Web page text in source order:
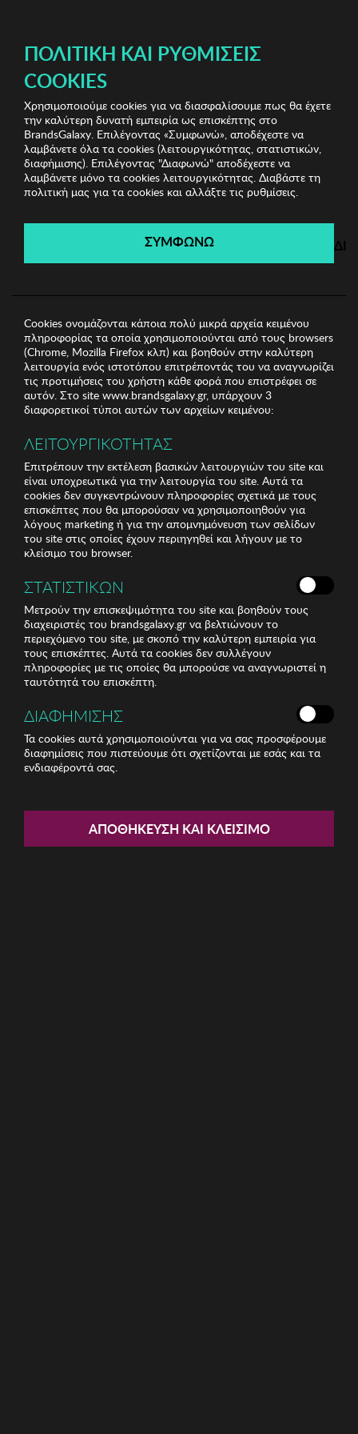
Bedding & Bathroom Shop Παπλώματα
Σετ διπλό
Πάπλωμα Σατέν Mijolnir
Bedding & Bathroom Shop
Λήγει σε: 04ημέρες | 01ώρες 51λεπτά 22δευτ.
Σετ διπλό Πάπλωμα Σατέν
ΠΟΛΙΤΙΚΉ ΚΑΙ ΡΥΘΜΊΣΕΙΣ
COOKIES
Χρησιμοποιούμε cookies για να διασφαλίσουμε πως θα έχετε
την καλύτερη δυνατή εμπειρία ως επισκέπτης στο
BrandsGalaxy. Επιλέγοντας «Συμφωνώ», αποδέχεστε να
λαμβάνετε όλα τα cookies (λειτουργικότητας, στατιστικών,
διαφήμισης). Επιλέγοντας "Διαφωνώ" αποδέχεστε να
λαμβάνετε μόνο τα cookies λειτουργικότητας. Διαβάστε τη
πολιτική μας για τα cookies και αλλάξτε τις ρυθμίσεις.
ΣΥΜΦΩΝΩ
Cookies ονομάζονται κάποια πολύ μικρά αρχεία κειμένου
πληροφορίας τα οποία χρησιμοποιούνται από τους browsers
(Chrome, Mozilla Firefox κλπ) και βοηθούν στην καλύτερη
λειτουργία ενός ιστοτόπου επιτρέποντάς του να αναγνωρίζει
τις προτιμήσεις του χρήστη κάθε φορά που επιστρέφει σε
αυτόν. Στο site www.brandsgalaxy.gr, υπάρχουν 3
διαφορετικοί τύποι αυτών των αρχείων κειμένου:
ΛΕΙΤΟΥΡΓΙΚΟΤΗΤΑΣ
Επιτρέπουν την εκτέλεση βασικών λειτουργιών του site και
είναι υποχρεωτικά για την λειτουργία του site. Αυτά τα
cookies δεν συγκεντρώνουν πληροφορίες σχετικά με τους
επισκέπτες που θα μπορούσαν να χρησιμοποιηθούν για
λόγους marketing ή για την απομνημόνευση των σελίδων
του site στις οποίες έχουν περιηγηθεί και λήγουν με το
κλείσιμο του browser.
ΣΤΑΤΙΣΤΙΚΩΝ
Μετρούν την επισκεψιμότητα του site και βοηθούν τους
διαχειριστές του brandsgalaxy.gr να βελτιώνουν το
περιεχόμενο του site, με σκοπό την καλύτερη εμπειρία για
τους επισκέπτες. Αυτά τα cookies δεν συλλέγουν
πληροφορίες με τις οποίες θα μπορούσε να αναγνωριστεί η
ταυτότητά του επισκέπτη.
ΔΙΑΦΗΜΙΣΗΣ
Τα cookies αυτά χρησιμοποιούνται για να σας προσφέρουμε
διαφημίσεις που πιστεύουμε ότι σχετίζονται με εσάς και τα
ενδιαφέροντά σας.
ΑΠΟΘΉΚΕΥΣΗ ΚΑΙ ΚΛΕΊΣΙΜΟ